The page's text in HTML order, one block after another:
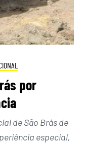
por
de São Brás de
especial,